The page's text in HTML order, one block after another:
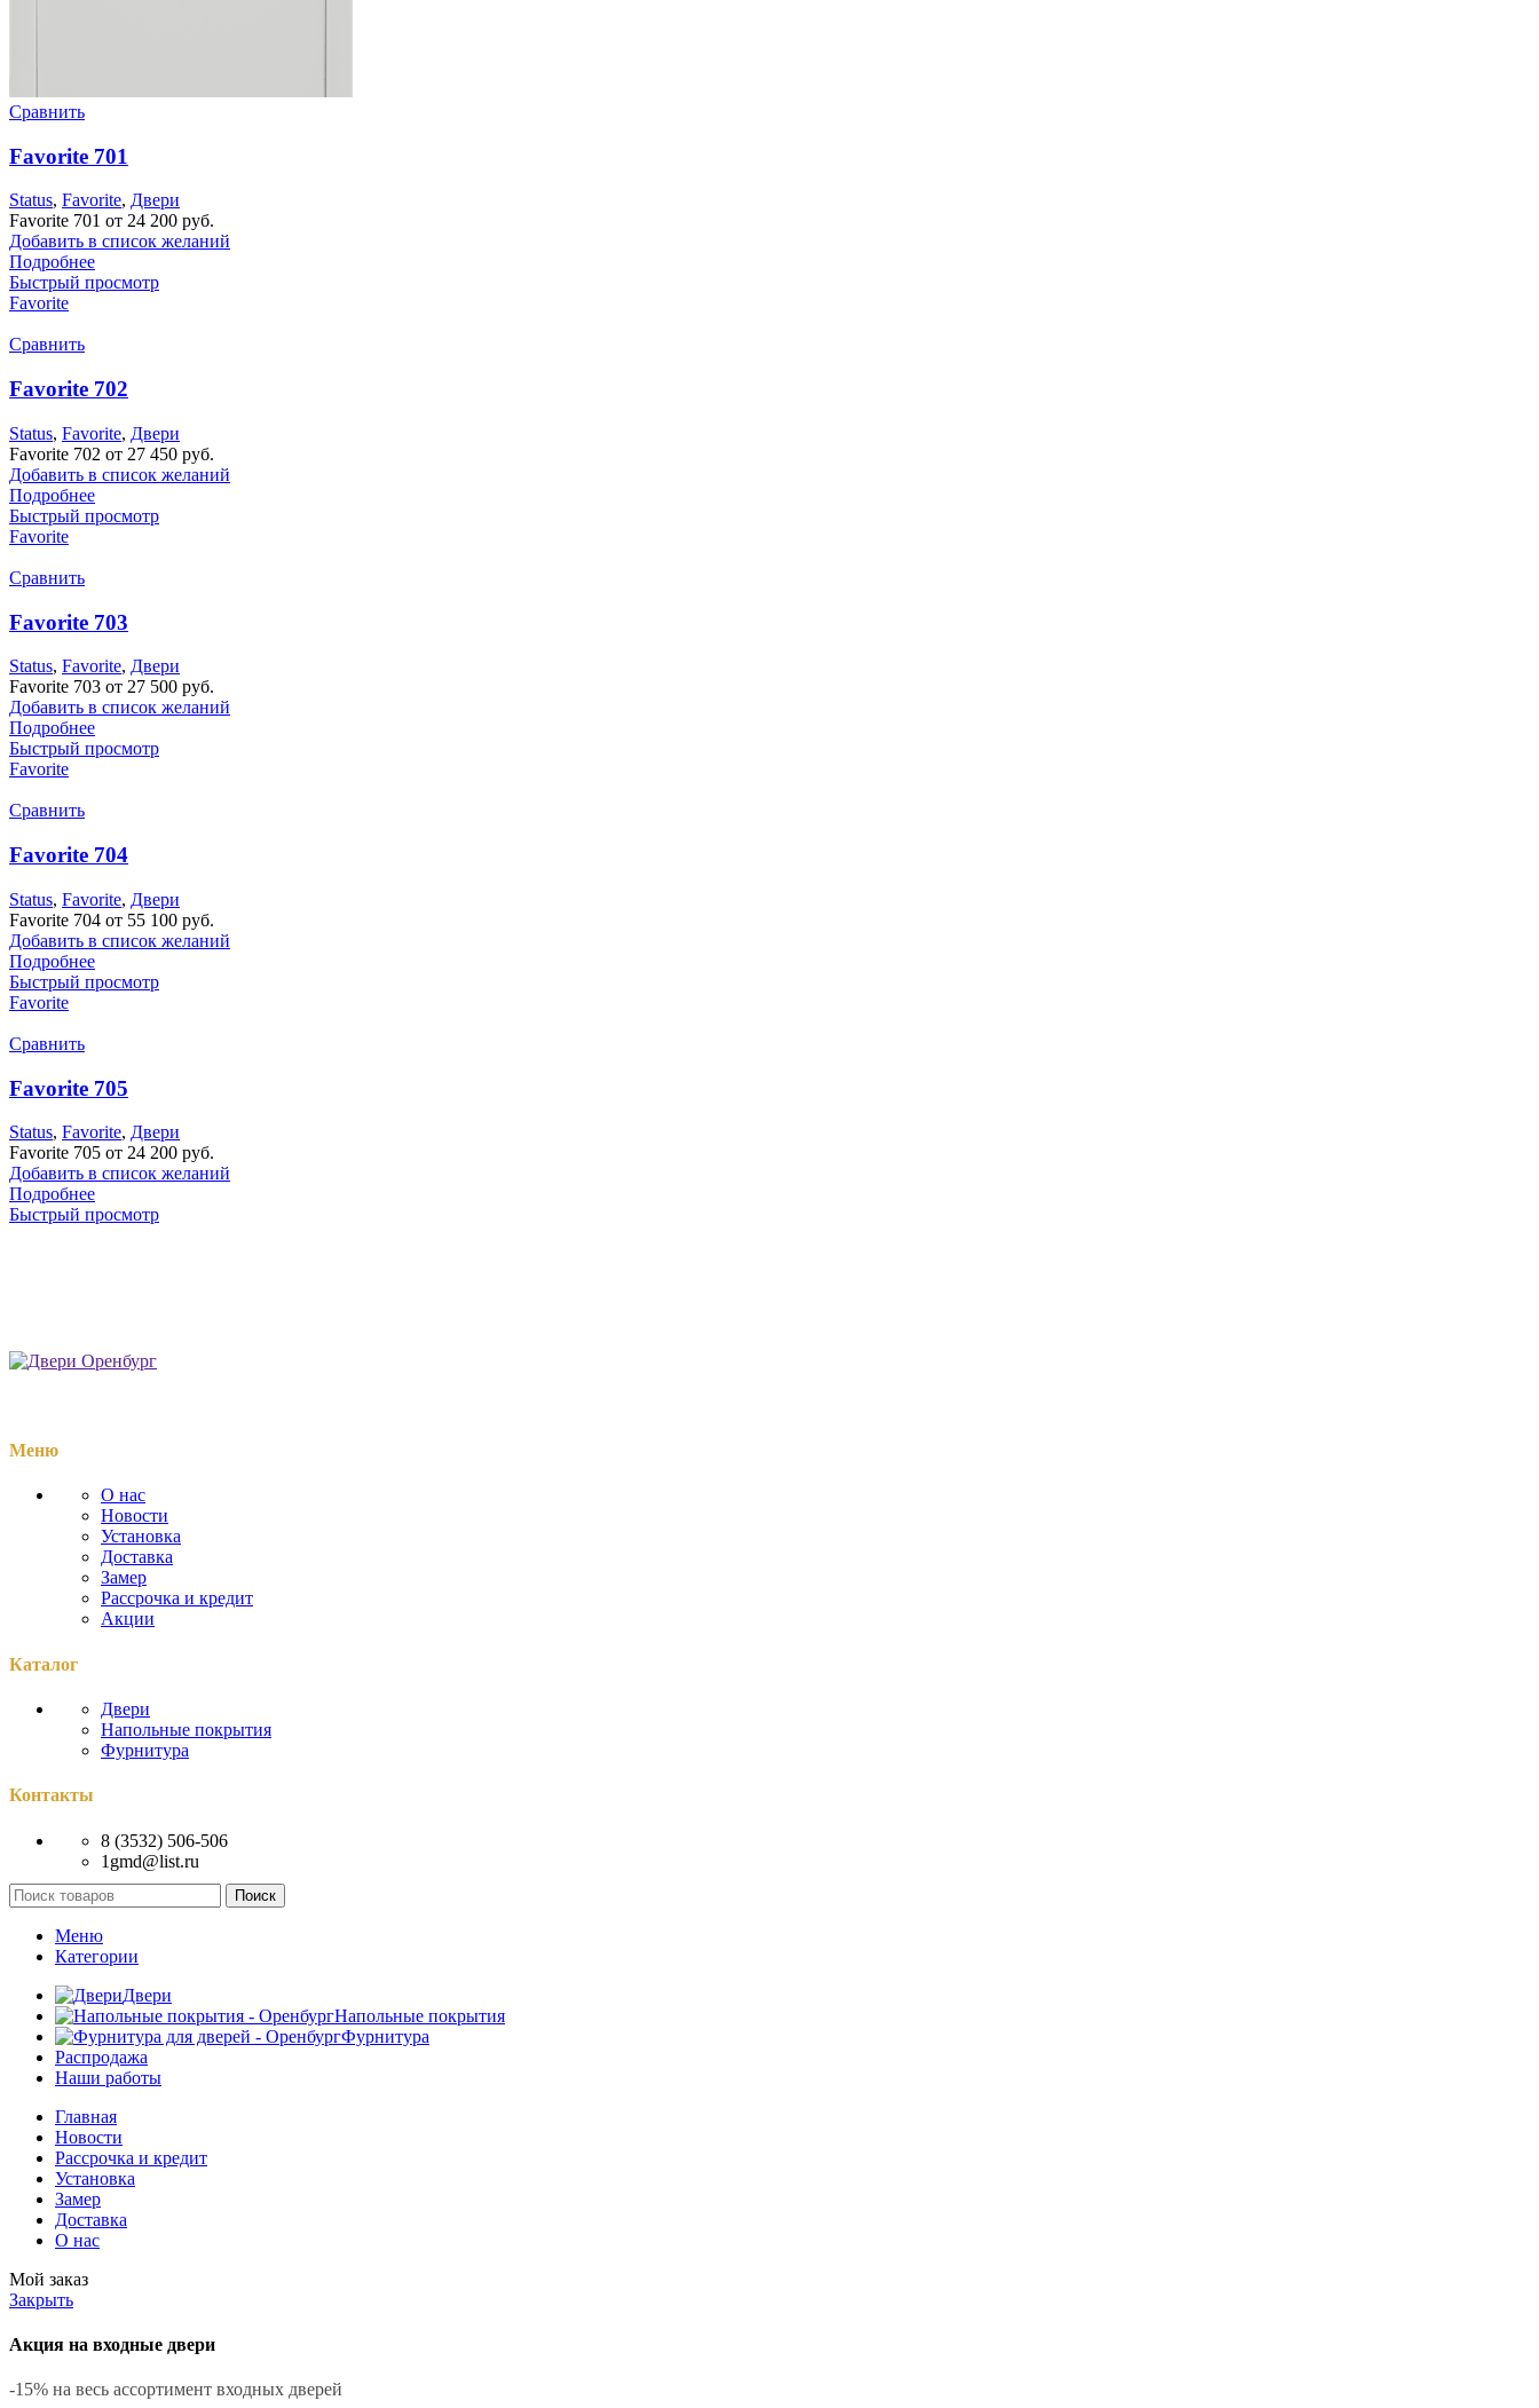
Сравнить
Favorite 701
Status, Favorite, Двери
Favorite 701 от 24 200 руб.
Добавить в список желаний
Подробнее
Быстрый просмотр
Favorite
Сравнить
Favorite 702
Status, Favorite, Двери
Favorite 702 от 27 450 руб.
Добавить в список желаний
Подробнее
Быстрый просмотр
Favorite
Сравнить
Favorite 703
Status, Favorite, Двери
Favorite 703 от 27 500 руб.
Добавить в список желаний
Подробнее
Быстрый просмотр
Favorite
Сравнить
Favorite 704
Status, Favorite, Двери
Favorite 704 от 55 100 руб.
Добавить в список желаний
Подробнее
Быстрый просмотр
Favorite
Сравнить
Favorite 705
Status, Favorite, Двери
Favorite 705 от 24 200 руб.
Добавить в список желаний
Подробнее
Быстрый просмотр
Меню
О нас
Новости
Установка
Доставка
Замер
Рассрочка и кредит
Акции
Каталог
Двери
Напольные покрытия
Фурнитура
Контакты
8 (3532) 506-506
1gmd@list.ru
Поиск
Меню
Категории
Двери
Напольные покрытия
Фурнитура
Распродажа
Наши работы
Главная
Новости
Рассрочка и кредит
Установка
Замер
Доставка
О нас
Мой заказ
Закрыть
Акция на входные двери
-15% на весь ассортимент входных дверей